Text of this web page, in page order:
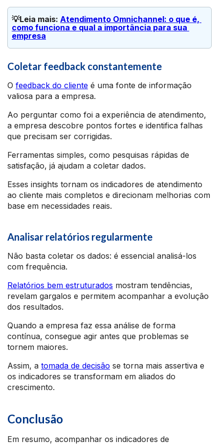
💡Leia mais: Atendimento Omnichannel: o que é,
como funciona e qual a importância para sua
empresa
Coletar feedback constantemente
O feedback do cliente é uma fonte de informação
valiosa para a empresa.
Ao perguntar como foi a experiência de atendimento,
a empresa descobre pontos fortes e identifica falhas
que precisam ser corrigidas.
Ferramentas simples, como pesquisas rápidas de
satisfação, já ajudam a coletar dados.
Esses insights tornam os indicadores de atendimento
ao cliente mais completos e direcionam melhorias com
base em necessidades reais.
Analisar relatórios regularmente
Não basta coletar os dados: é essencial analisá-los
com frequência.
Relatórios bem estruturados mostram tendências,
revelam gargalos e permitem acompanhar a evolução
dos resultados.
Quando a empresa faz essa análise de forma
contínua, consegue agir antes que problemas se
tornem maiores.
Assim, a tomada de decisão se torna mais assertiva e
os indicadores se transformam em aliados do
crescimento.
Conclusão
Em resumo, acompanhar os indicadores de